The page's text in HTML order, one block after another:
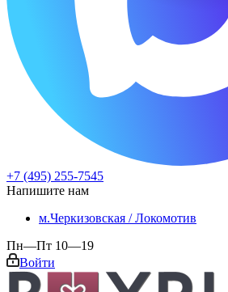
+7 (495) 255-7545
Напишите нам
м.Черкизовская / Локомотив
Пн—Пт 10—19
Войти